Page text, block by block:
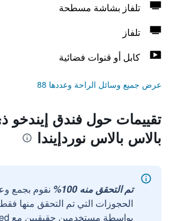
تلفاز بشاشة مسطحة
تلفاز
كابل أو قنوات فضائية
عرض جميع وسائل الراحة وعددها 88
تقييمات حول فندق إيندخو
بالاس بالاس نوردإيندا
تم التحقق منه 100%
نقوم بجمع
الحجوزات التي تم التحقق منها